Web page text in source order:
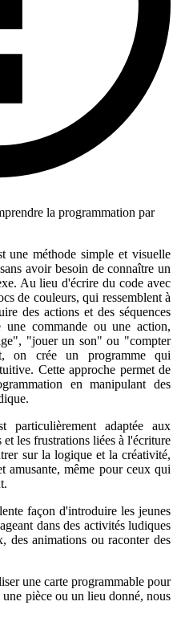
la programmation par
une méthode simple et visuelle
avoir besoin de connaître un
Au lieu d'écrire du code avec
de couleurs, qui ressemblent à
des actions et des séquences
une commande ou une action,
"jouer un son" ou "compter
on crée un programme qui
Cette approche permet de
en manipulant des
particulièrement adaptée aux
les frustrations liées à l'écriture
sur la logique et la créativité,
amusante, même pour ceux qui
façon d'introduire les jeunes
dans des activités ludiques
des animations ou raconter des
une carte programmable pour
pièce ou un lieu donné, nous